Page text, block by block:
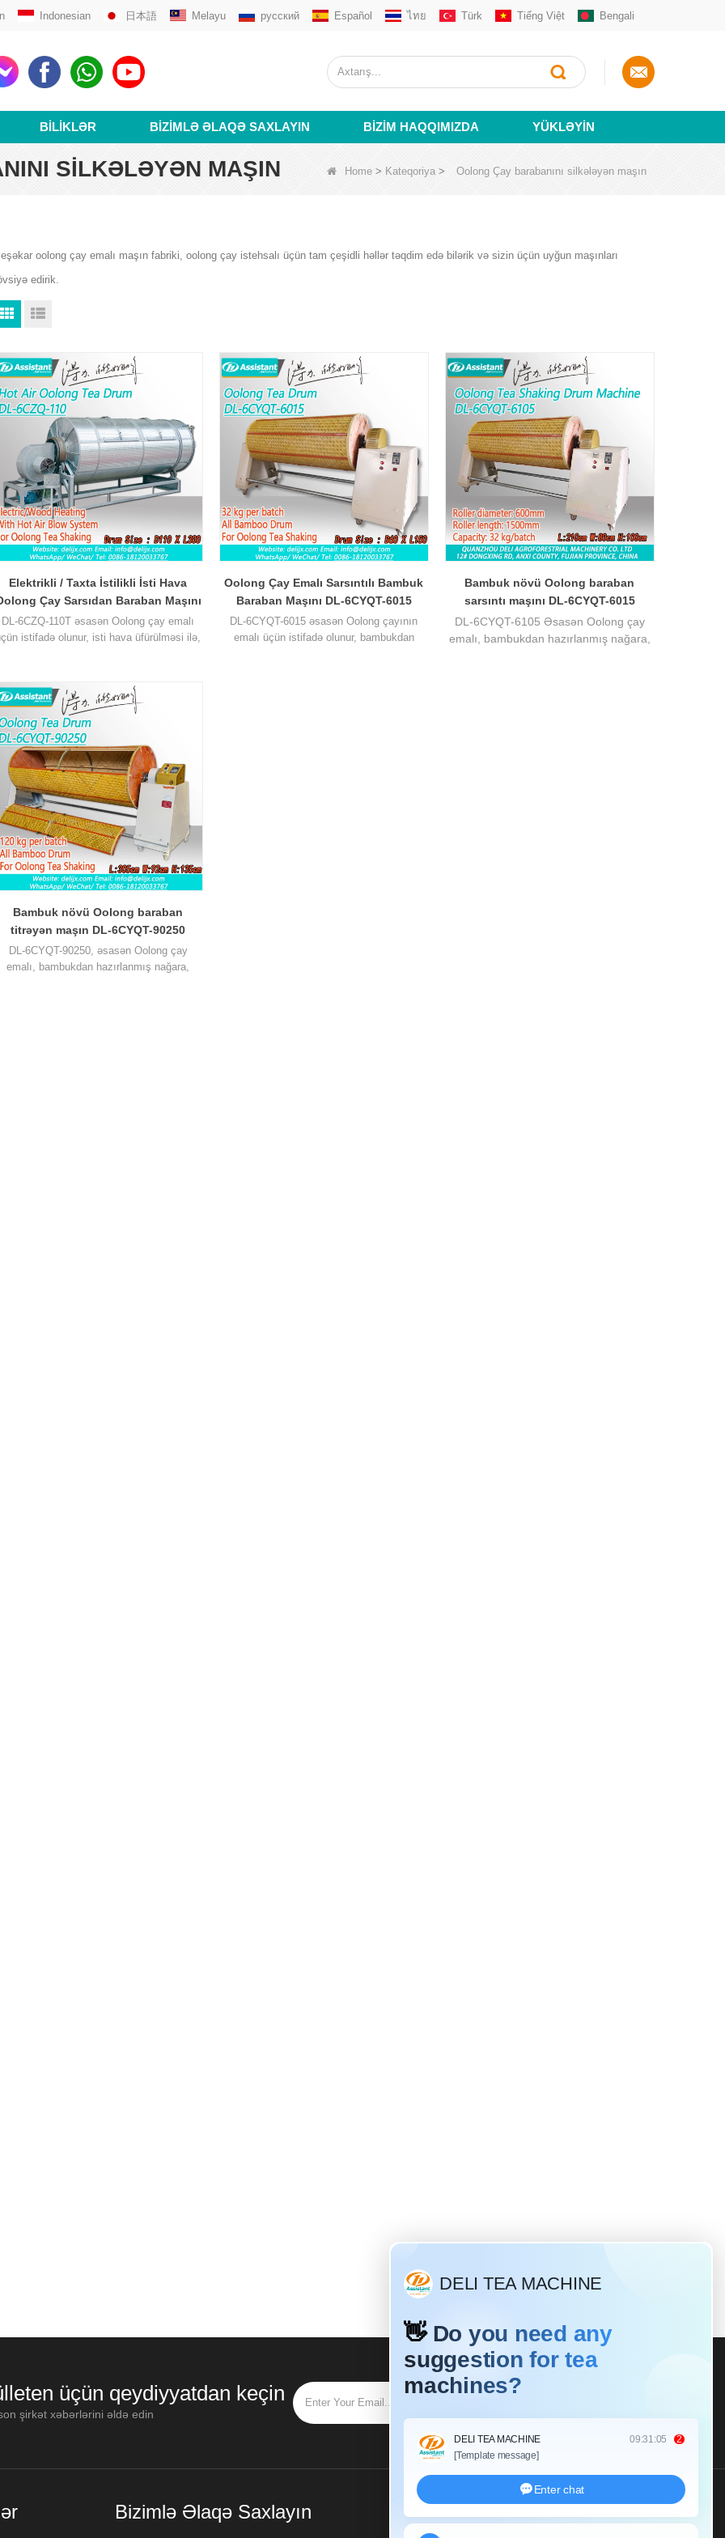
Indonesian 日本語 Melayu русский Español ไทย Türk Tiếng Việt Bengali
BILIKLƏR BIZIMLƏ ƏLAQƏ SAXLAYIN BIZIM HAQQIMIZDA YÜKLƏYIN
SILKƏLƏYƏN MAŞIN Home > Kateqoriya > Oolong Çay barabanını silkələyən maşın
oolong çay emalı maşın fabriki, oolong çay istehsalı üçün tam çeşidli həllər təqdim edə bilərik və sizin üçün uyğun maşınları
edirik.
Elektrikli / Taxta İstilikli İsti Hava
Çay Sarsıdan Baraban Maşını
DL-6CZQ-110T
DL-6CZQ-110T əsasən Oolong çay emalı
istifadə olunur, isti hava üfürülməsi ilə,
Çayın dadını daha ətirli edə bilər.
başına təxminən 300 kq.
Oolong Çay Emalı Sarsıntılı Bambuk
Baraban Maşını DL-6CYQT-6015
DL-6CYQT-6015 əsasən Oolong çayının
emalı üçün istifadə olunur, bambukdan
Bambuk növü Oolong baraban
sarsıntı maşını DL-6CYQT-6015
DL-6CYQT-6105 Əsasən Oolong çay
emalı, bambukdan hazırlanmış nağara,
Bambuk növü Oolong baraban
titrəyən maşın DL-6CYQT-90250
DL-6CYQT-90250, əsasən Oolong çay
emalı, bambukdan hazırlanmış nağara,
üçün qeydiyyatdan keçin
şirkət xəbərlərini əldə edin
Bizimlə Əlaqə Saxlayın Send Us An Inquiry